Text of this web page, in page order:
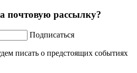
почтовую рассылку?
Подписаться
писать о предстоящих событиях